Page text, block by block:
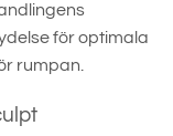
för optimala
rumpan.